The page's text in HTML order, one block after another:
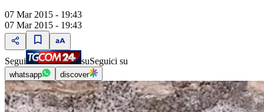
07 Mar 2015 - 19:43
07 Mar 2015 - 19:43
Segui suSeguici su
whatsapp discover